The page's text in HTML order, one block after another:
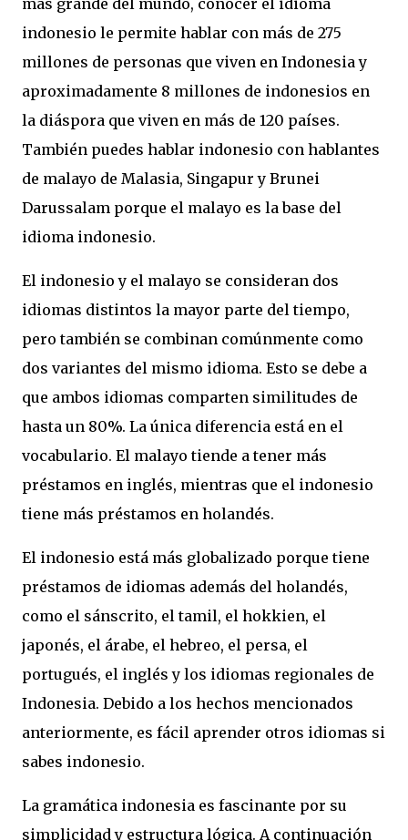
indonesio le permite hablar con más de 275
millones de personas que viven en Indonesia y
aproximadamente 8 millones de indonesios en
la diáspora que viven en más de 120 países.
También puedes hablar indonesio con hablantes
de malayo de Malasia, Singapur y Brunei
Darussalam porque el malayo es la base del
idioma indonesio.
El indonesio y el malayo se consideran dos
idiomas distintos la mayor parte del tiempo,
pero también se combinan comúnmente como
dos variantes del mismo idioma. Esto se debe a
que ambos idiomas comparten similitudes de
hasta un 80%. La única diferencia está en el
vocabulario. El malayo tiende a tener más
préstamos en inglés, mientras que el indonesio
tiene más préstamos en holandés.
El indonesio está más globalizado porque tiene
préstamos de idiomas además del holandés,
como el sánscrito, el tamil, el hokkien, el
japonés, el árabe, el hebreo, el persa, el
portugués, el inglés y los idiomas regionales de
Indonesia. Debido a los hechos mencionados
anteriormente, es fácil aprender otros idiomas si
sabes indonesio.
La gramática indonesia es fascinante por su
simplicidad y estructura lógica. A continuación